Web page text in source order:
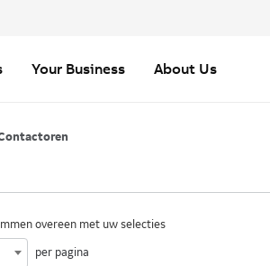
Your Business About Us
overeen met uw selecties
per pagina